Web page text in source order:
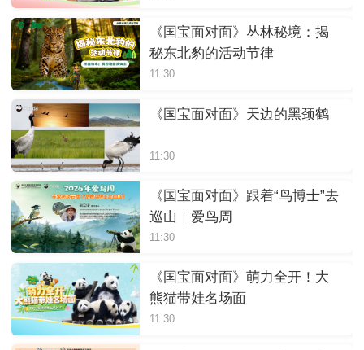
《国宝面对面》丛林秘境：揭
秘东北豹的活动节律
11:30
《国宝面对面》天边的黑颈鹤
11:30
《国宝面对面》跟着“鸟博士”去
巡山｜爱鸟周
11:30
《国宝面对面》萌力全开！大
熊猫带娃名场面
11:30